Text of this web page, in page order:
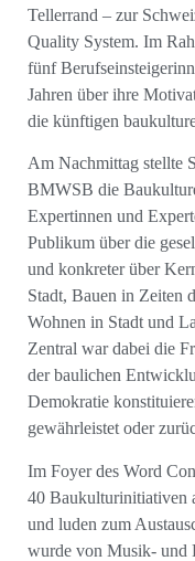
Tellerrand – zur
Quality System. Im
fünf
Jahren über ihre
die künftigen
Am Nachmittag stellte
BMWSB die
Expertinnen und
Publikum über die
und konkreter über
Stadt, Bauen in Zeiten
Wohnen in Stadt und
Zentral war dabei die
der baulichen
Demokratie
gewährleistet oder
Im Foyer des Word
40 Baukulturinitiativen
und luden zum
wurde von Musik- und